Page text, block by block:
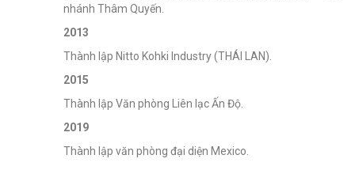
nhánh Thâm Quyến.
2013
Thành lập Nitto Kohki Industry (THÁI LAN).
2015
Thành lập Văn phòng Liên lạc Ấn Độ.
2019
Thành lập văn phòng đại diện Mexico.